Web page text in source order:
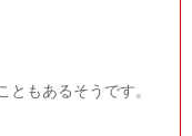
ともあるそうです。